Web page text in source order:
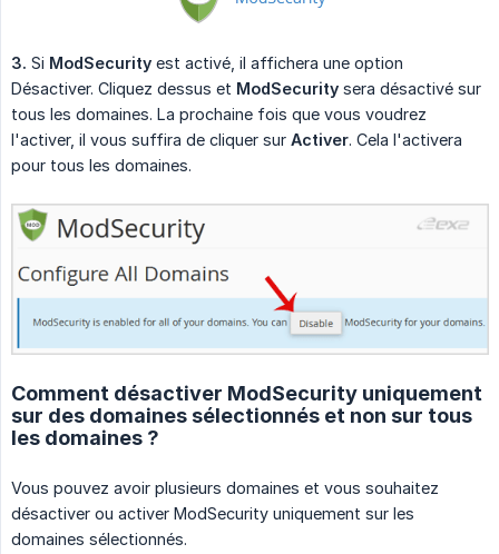
3. Si ModSecurity est activé, il affichera une option
Désactiver. Cliquez dessus et ModSecurity sera désactivé sur
tous les domaines. La prochaine fois que vous voudrez
l'activer, il vous suffira de cliquer sur Activer. Cela l'activera
pour tous les domaines.
Comment désactiver ModSecurity uniquement
sur des domaines sélectionnés et non sur tous
les domaines ?
Vous pouvez avoir plusieurs domaines et vous souhaitez
désactiver ou activer ModSecurity uniquement sur les
domaines sélectionnés.